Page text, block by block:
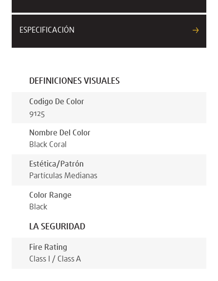
ESPECIFICACIÓN
DEFINICIONES VISUALES
Codigo De Color
9125
Nombre Del Color
Black Coral
Estética/patrón
Partículas Medianas
Color Range
Black
LA SEGURIDAD
Fire Rating
Class I / Class A